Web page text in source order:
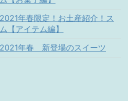
年春限定！お土産紹介！ス
【アイテム編】
2021年春 新登場のスイーツ